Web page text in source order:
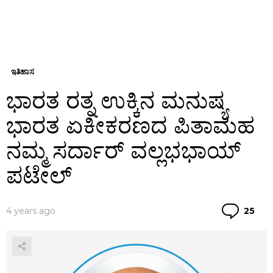
ಇತಿಹಾಸ
ಭಾರತ ರತ್ನ ಉಕ್ಕಿನ ಮನುಷ್ಯ
ಭಾರತ ಏಕೀಕರಣದ ಪಿತಾಮಹ
ನಮ್ಮ ಸರ್ದಾರ್ ವಲ್ಲಭಭಾಯ್
ಪಟೇಲ್
4 years ago 25